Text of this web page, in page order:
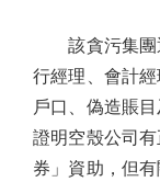
該貪污集團
行經理、會計
戶口、偽造賬
證明空殼公司
券」資助，但